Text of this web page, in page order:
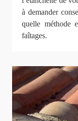
à demander
quelle méthode
faîtages.